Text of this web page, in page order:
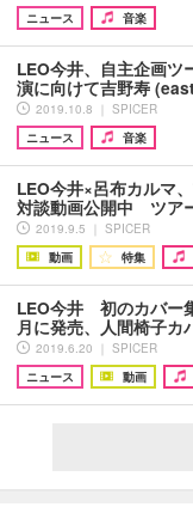
ニュース
音楽
LEO今井、自主企画ツ
演に向けて吉野寿
2019.10.8 ｜ SPICER
ニュース
音楽
LEO今井×呂布カルマ
対談動画公開中 ツア
2019.9.5 ｜ SPICER
動画
特集
LEO今井 初のカバー
月に発売、人間椅子カ
2019.6.20 ｜ SPICER
ニュース
動画